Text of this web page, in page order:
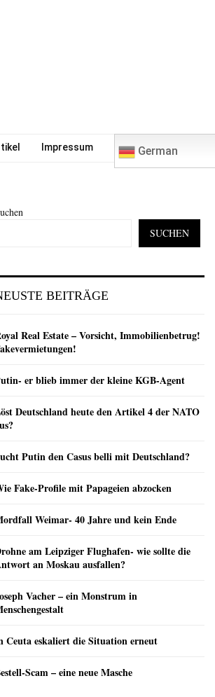
Impressum German
SUCHEN
BEITRÄGE
Real Estate – Vorsicht, Immobilienbetrug!
er blieb immer der kleine KGB-Agent
Deutschland heute den Artikel 4 der NATO
Putin den Casus belli mit Deutschland?
Fake-Profile mit Papageien abzocken
Weimar- 40 Jahre und kein Ende
am Leipziger Flughafen- wie sollte die
an Moskau ausfallen?
Vacher – ein Monstrum in
Ceuta eskaliert die Situation erneut
Scam – eine neue Masche